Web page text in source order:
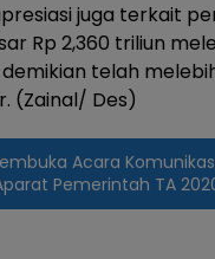
juga terkait
Rp 2,360 triliun
telah
(Zainal/ Des)
Acara
Pemerintah TA